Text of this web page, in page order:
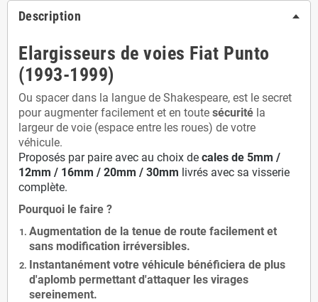
Description
Elargisseurs de voies Fiat Punto
(1993-1999)
Ou spacer dans la langue de Shakespeare, est le secret
pour augmenter facilement et en toute sécurité la
largeur de voie (espace entre les roues) de votre
véhicule.
Proposés par paire avec au choix de cales de 5mm /
12mm / 16mm / 20mm / 30mm livrés avec sa visserie
complète.
Pourquoi le faire ?
Augmentation de la tenue de route facilement et
sans modification irréversibles.
Instantanément votre véhicule bénéficiera de plus
d'aplomb permettant d'attaquer les virages
sereinement.